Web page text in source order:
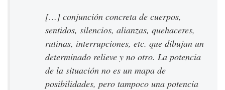
[…] conjunción concreta de cuerpos,
sentidos, silencios, alianzas, quehaceres,
rutinas, interrupciones, etc. que dibujan un
determinado relieve y no otro. La potencia
de la situación no es un mapa de
posibilidades, pero tampoco una potencia